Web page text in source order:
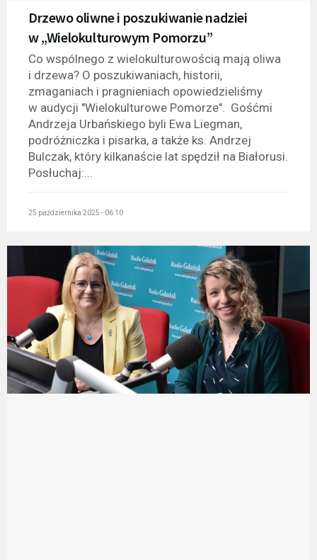
Drzewo oliwne i poszukiwanie nadziei
w „Wielokulturowym Pomorzu”
Co wspólnego z wielokulturowością mają oliwa
i drzewa? O poszukiwaniach, historii,
zmaganiach i pragnieniach opowiedzieliśmy
w audycji "Wielokulturowe Pomorze". Gośćmi
Andrzeja Urbańskiego byli Ewa Liegman,
podróżniczka i pisarka, a także ks. Andrzej
Bulczak, który kilkanaście lat spędził na Białorusi.
Posłuchaj:...
25 października 2025 - 06:10